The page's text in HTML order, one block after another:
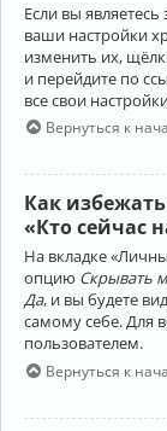
Если вы
ваши настройки
изменить их,
и перейдите по
все свои
Вернуться к
Как
«Кто сейчас
На вкладке
опцию Скрывать
Да, и вы будете
самому себе. Для
пользователем.
Вернуться к